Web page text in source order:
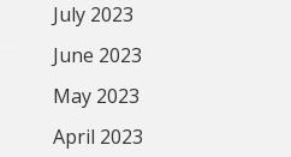
July 2023
June 2023
May 2023
April 2023